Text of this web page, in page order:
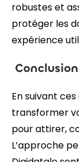
robustes et
protéger les
expérience
Conclusion
En suivant
transformer
pour attirer,
L’approche